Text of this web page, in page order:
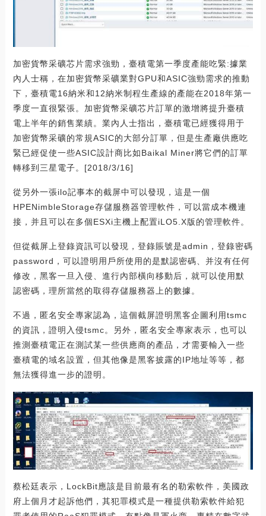
加密貨幣采礦芯片需求強勁，臺積電第一季度產能吃緊:據業
內人士稱，在加密貨幣采礦業對GPU和ASIC強勁需求的推動
下，臺積電16納米和12納米制程生產線的產能在2018年第一
季度一直很緊張。加密貨幣采礦芯片訂單的激增將提升臺積
電上半年的銷售業績。業內人士指出，臺積電已經獲得用于
加密貨幣采礦的常規ASIC的大部分訂單，但是生產廠供應吃
緊已經促使一些ASIC設計商比如Baikal Miner將它們的訂單
轉移到三星電子。[2018/3/16]
從另外一張ilo記事本的截屏中可以發現，這是一個
HPENimbleStorage存儲服務器管理軟件，可以當成本機連
接，并且可以在多個ESXi主機上配置iLO5.X版的管理軟件。
但從截屏上登錄資訊可以發現，登錄賬號是admin，登錄密碼
password，可以證明用戶所使用的是默認密碼、并沒有任何
修改，黑客一旦入侵、進行內部橫向移動后，就可以使用默
認密碼，理所當然的取得存儲服務器上的數據。
不過，匿名安全專家認為，這個截屏證明黑客企圖利用tsmc
的資訊，證明入侵tsmc。另外，匿名安全專家表示，也可以
推測臺積電正在測試某一些供應商的產品，才需要輸入一些
臺積電的域名設置，但其他像是黑客披露的IP地址等等，都
無法獲得進一步的證明。
蔡松廷表示，LockBit應該是目前最有名的勒索軟件，美國政
府上個月才起訴他們，其犯罪模式是一種提供勒索軟件給犯